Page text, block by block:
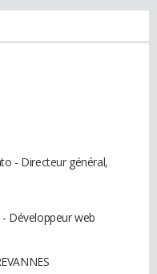
- Directeur général,
Développeur web